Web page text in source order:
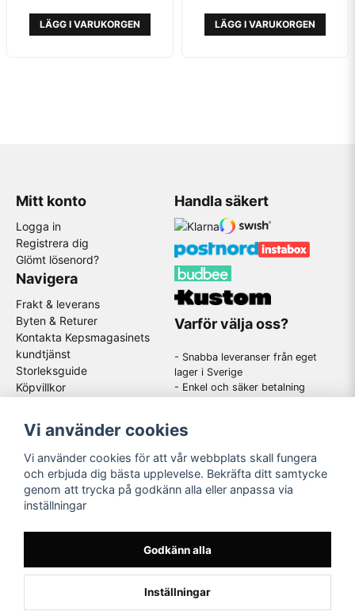
LÄGG I VARUKORGEN LÄGG I VARUKORGEN
Mitt konto
Logga in
Registrera dig
Glömt lösenord?
Navigera
Frakt & leverans
Byten & Returer
Kontakta Kepsmagasinets
kundtjänst
Storleksguide
Köpvillkor
Om oss
Handla säkert
Varför välja oss?
- Snabba leveranser från eget
lager i Sverige
- Enkel och säker betalning
-En schysst kundtjänst som
Följ oss
Vi använder cookies
Vi använder cookies för att vår webbplats skall fungera
och erbjuda dig bästa upplevelse. Bekräfta ditt samtycke
genom att trycka på godkänn alla eller anpassa via
inställningar
Godkänn alla
Inställningar